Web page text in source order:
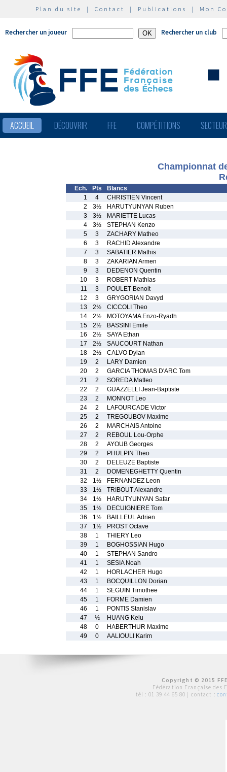
Plan du site | Contact | Publications | Mon
Rechercher un joueur Rechercher un club
ACCUEIL DÉCOUVRIR FFE COMPÉTITIONS
Championnat
Ech. Pts
Blancs
1
4
CHRISTIEN Vincent
2
3½
HARUTYUNYAN Ruben
3
3½
MARIETTE Lucas
4
3½
STEPHAN Kenzo
5
3
ZACHARY Matheo
6
3
RACHID Alexandre
7
3
SABATIER Mathis
8
3
ZAKARIAN Armen
9
3
DEDENON Quentin
10
3
ROBERT Mathias
11
3
POULET Benoit
12
3
GRYGORIAN Davyd
13
2½
CICCOLI Theo
14
2½
MOTOYAMA Enzo-Ryadh
15
2½
BASSINI Emile
16
2½
SAYA Ethan
17
2½
SAUCOURT Nathan
18
2½
CALVO Dylan
19
2
LARY Damien
20
2
GARCIA THOMAS D'ARC Tom
21
2
SOREDA Matteo
22
2
GUAZZELLI Jean-Baptiste
23
2
MONNOT Leo
24
2
LAFOURCADE Victor
25
2
TREGOUBOV Maxime
26
2
MARCHAIS Antoine
27
2
REBOUL Lou-Orphe
28
2
AYOUB Georges
29
2
PHULPIN Theo
30
2
DELEUZE Baptiste
31
2
DOMENEGHETTY Quentin
32
1½
FERNANDEZ Leon
33
1½
TRIBOUT Alexandre
34
1½
HARUTYUNYAN Safar
35
1½
DECUIGNIERE Tom
36
1½
BAILLEUL Adrien
37
1½
PROST Octave
38
1
THIERY Leo
39
1
BOGHOSSIAN Hugo
40
1
STEPHAN Sandro
41
1
SESIA Noah
42
1
HORLACHER Hugo
43
1
BOCQUILLON Dorian
44
1
SEGUIN Timothee
45
1
FORME Damien
46
1
PONTIS Stanislav
47
½
HUANG Kelu
48
0
HABERTHUR Maxime
49
0 AALIOULI Karim
Copyright © 2015
Fédération Française des
tél : 01 39 44 65 80 | contact :